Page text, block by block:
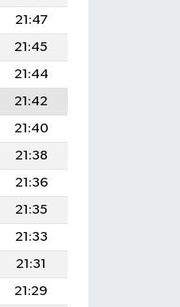
21:47
21:45
21:44
21:42
21:40
21:38
21:36
21:35
21:33
21:31
21:29